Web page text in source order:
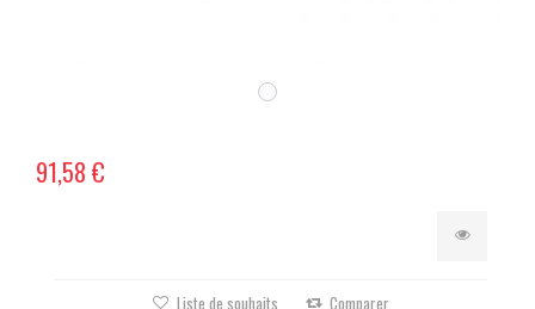
91,58 €
Liste de souhaits Comparer